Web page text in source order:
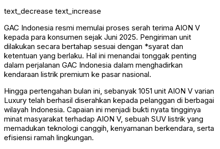
text_decrease text_increase
GAC Indonesia resmi memulai proses serah terima AION V
kepada para konsumen sejak Juni 2025. Pengiriman unit
dilakukan secara bertahap sesuai dengan *syarat dan
ketentuan yang berlaku. Hal ini menandai tonggak penting
dalam perjalanan GAC Indonesia dalam menghadirkan
kendaraan listrik premium ke pasar nasional.
Hingga pertengahan bulan ini, sebanyak 1051 unit AION V varian
Luxury telah berhasil diserahkan kepada pelanggan di berbagai
wilayah Indonesia. Capaian ini menjadi bukti nyata tingginya
minat masyarakat terhadap AION V, sebuah SUV listrik yang
memadukan teknologi canggih, kenyamanan berkendara, serta
efisiensi ramah lingkungan.